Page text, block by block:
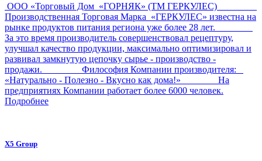
ООО «Торговый Дом «ГОРНЯК» (ТМ ГЕРКУЛЕС)
Производственная Торговая Марка «ГЕРКУЛЕС» известна на
рынке продуктов питания региона уже более 28 лет.
За это время производитель совершенствовал рецептуру,
улучшал качество продукции, максимально оптимизировал и
развивал замкнутую цепочку сырье - производство -
продажи. Философия Компании производителя:
«Натурально - Полезно - Вкусно как дома!» На
предприятиях Компании работает более 6000 человек.
Подробнее
X5 Group